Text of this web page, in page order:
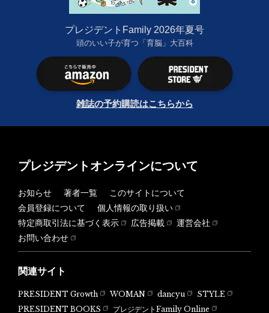
プレジデントFamily 2026年夏号
頭のいい子が育つ「育脳」大百科
雑誌の予約購読はこちらから
プレジデントオンラインについて
お知らせ 著者一覧
このサイトについて
会員登録について
個人情報の取り扱い
特定商取引法に基づく表示
広告掲載
運営会社
お問い合わせ
関連サイト
PRESIDENT Growth WOMAN dancyu
STYLE
PRESIDENT BOOKS
プレジデントFamily Online